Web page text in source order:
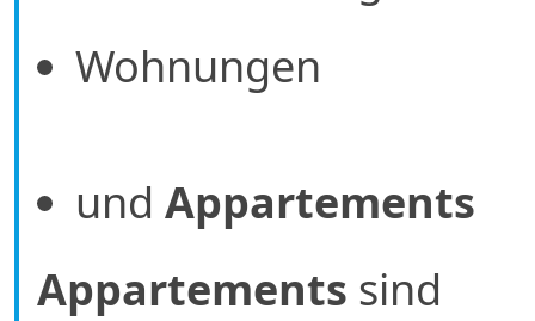
Wohnungen
und Appartements
Appartements sind